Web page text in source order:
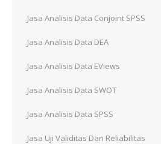
Jasa Analisis Data Conjoint SPSS
Jasa Analisis Data DEA
Jasa Analisis Data EViews
Jasa Analisis Data SWOT
Jasa Analisis Data SPSS
Jasa Uji Validitas Dan Reliabilitas